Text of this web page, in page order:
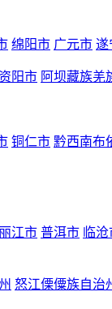
绵阳市 广元市 遂
资阳市 阿坝藏族羌
铜仁市 黔西南布
丽江市 普洱市 临
怒江傈僳族自治